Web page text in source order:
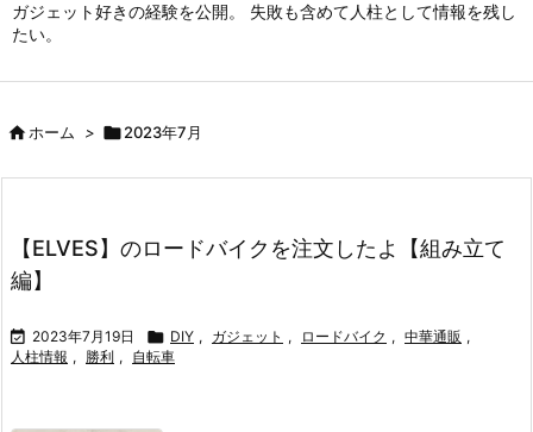
ガジェット好きの経験を公開。 失敗も含めて人柱として情報を残し
たい。
ホーム > 2023年7月
【ELVES】のロードバイクを注文したよ【組み立て
編】
 2023年7月19日  DIY , ガジェット , ロードバイク , 中華通販 ,
人柱情報 , 勝利 , 自転車